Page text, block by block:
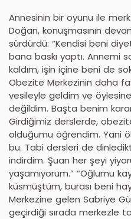
Annesinin bir oyunu ile
Doğan, konuşmasının
sürdürdü: “Kendisi beni
bana baskı yaptı. Annemi
kaldım, işin içine beni de
Obezite Merkezinin daha
vesileyle geldim ve öylesine
değildim. Başta benim
Girdiğimiz derslerde,
olduğumu öğrendim. Yani
bu. Tabi dersleri de
indirdim. Şuan her şeyi
yaşamıyorum.” “Oğlumu
küsmüştüm, burası beni
Merkezine gelen Sabriye
geçirdiği sırada merkezle